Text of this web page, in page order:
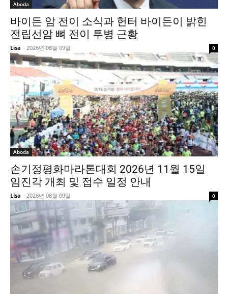
Aboda
바이든 암 전이 소식과 헌터 바이든이 밝힌
전립선암 뼈 전이 투병 근황
Lisa - 2026년 08월 09일 0
Aboda
손기정평화마라톤대회 2026년 11월 15일
임진각 개최 및 접수 일정 안내
Lisa - 2026년 08월 09일 0